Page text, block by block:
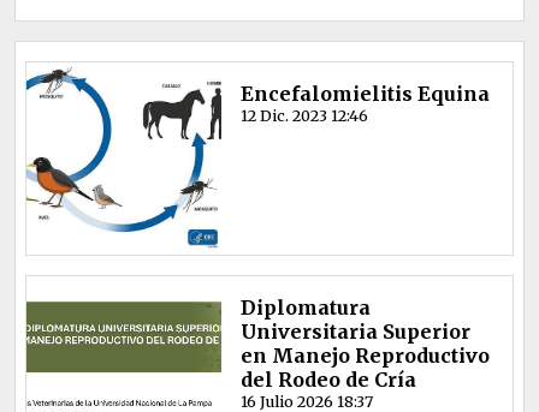
Encefalomielitis Equina
12 Dic. 2023 12:46
Diplomatura
Universitaria Superior
en Manejo Reproductivo
del Rodeo de Cría
16 Julio 2026 18:37